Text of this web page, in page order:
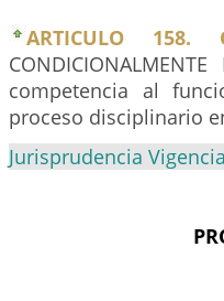
ARTICULO 158.
competencia al
proceso disciplinario
Jurisprudencia Vigencia